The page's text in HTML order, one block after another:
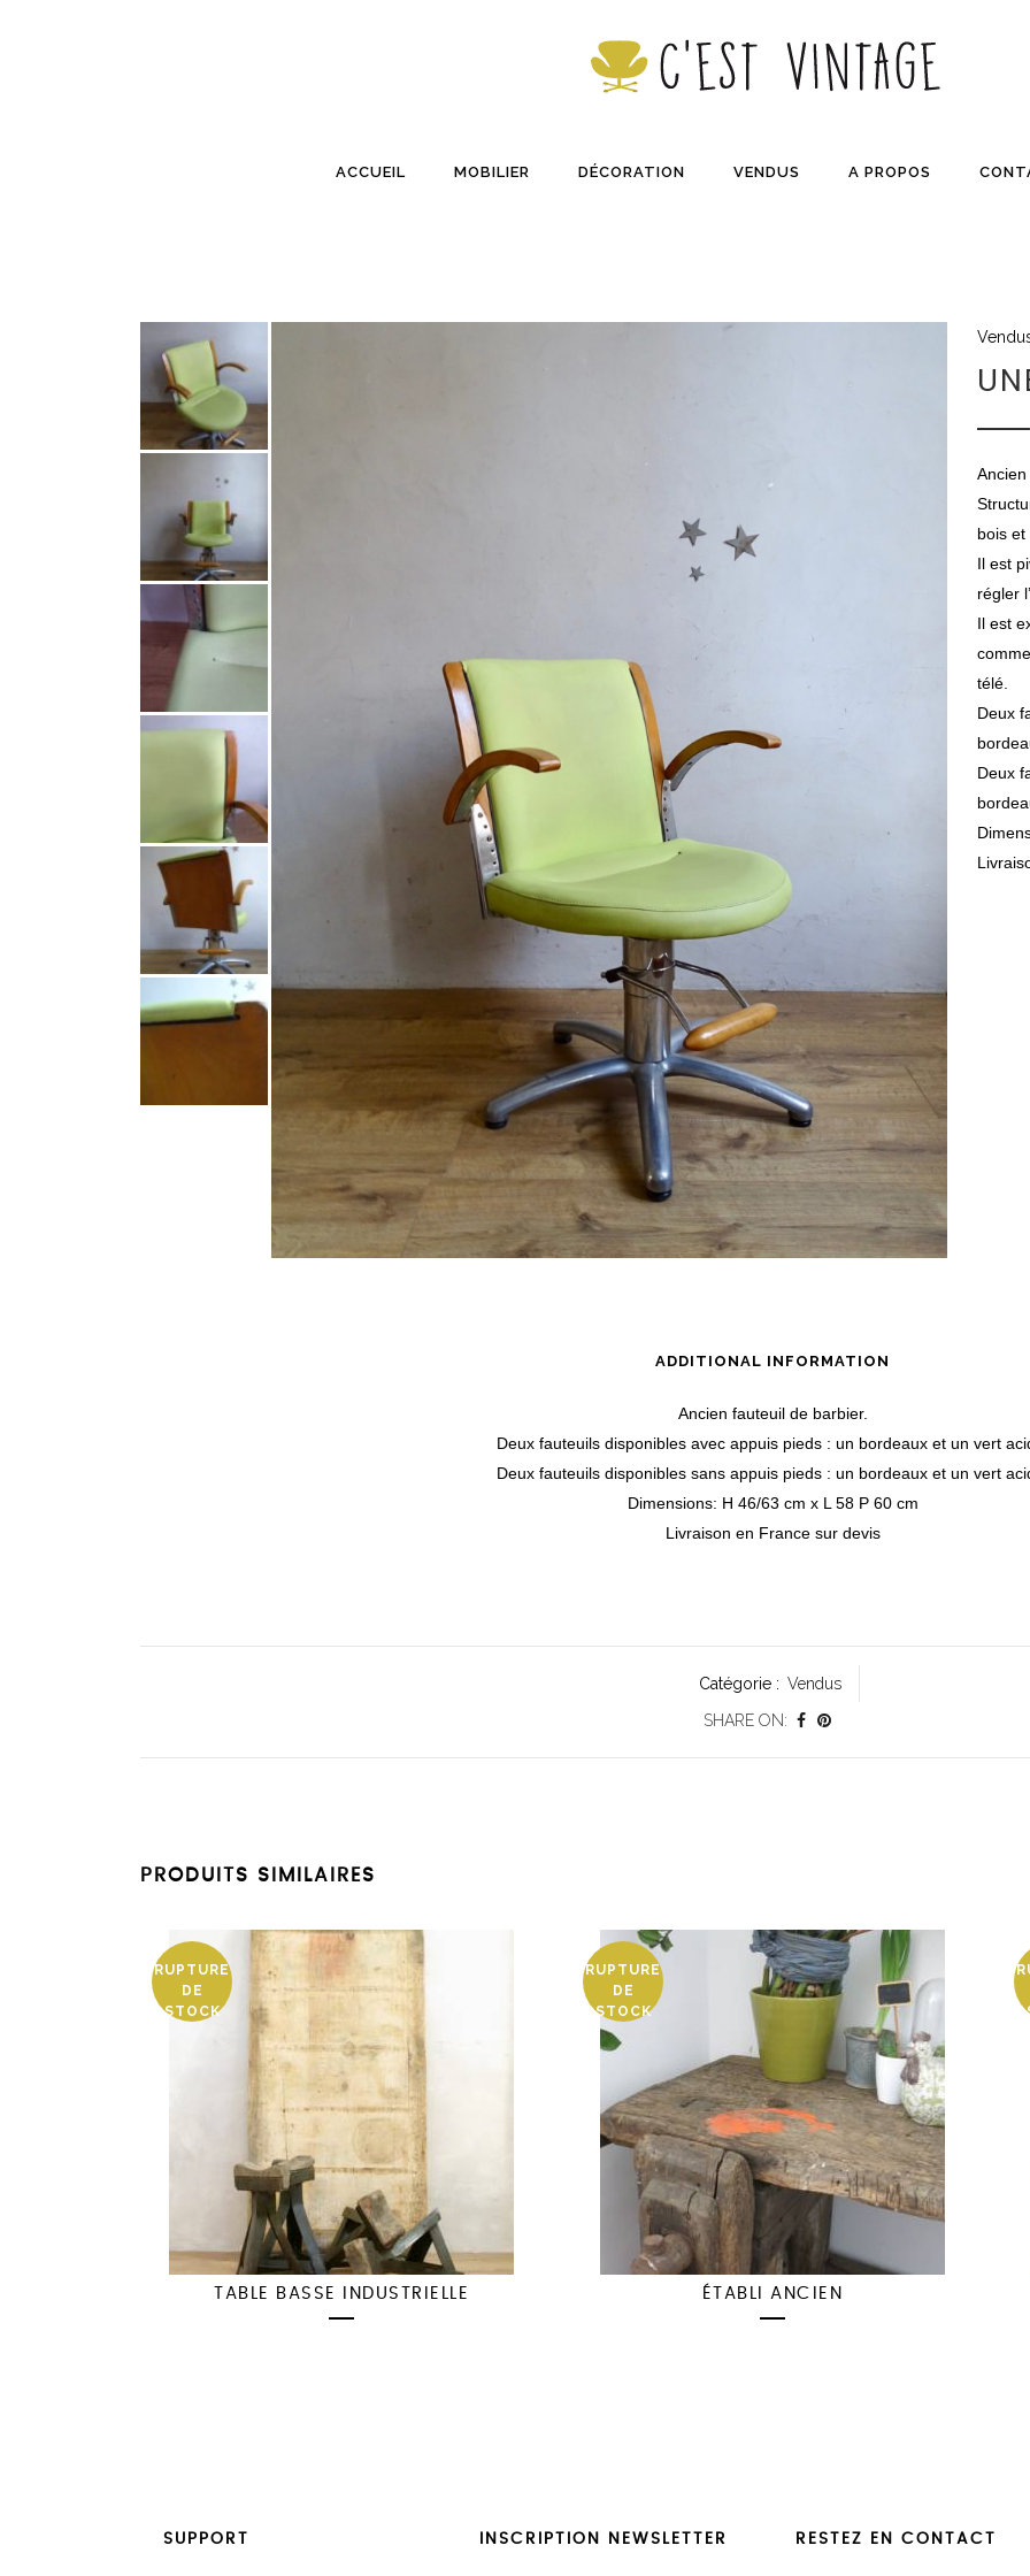
ACCUEIL MOBILIER DÉCORATION VENDUS A PROPOS
Ancien
bois et
Il est
régler
Il est
télé.
Deux
Deux
ADDITIONAL INFORMATION
Ancien fauteuil de barbier.
Deux fauteuils disponibles avec appuis pieds : un bordeaux et un vert
Deux fauteuils disponibles sans appuis pieds : un bordeaux et un vert
Dimensions: H 46/63 cm x L 58 P 60 cm
Livraison en France sur devis
Catégorie : Vendus
SHARE ON:
PRODUITS SIMILAIRES
RUPTURE
DE
STOCK
TABLE BASSE INDUSTRIELLE
RUPTURE
DE
STOCK
ÉTABLI ANCIEN
SUPPORT INSCRIPTION NEWSLETTER RESTEZ EN CONTACT